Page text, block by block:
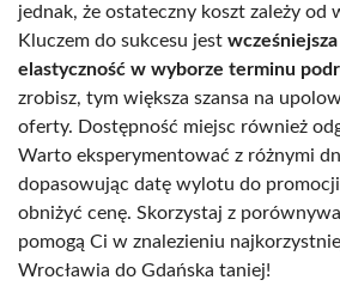
jednak, że ostateczny koszt zależy od
Kluczem do sukcesu jest
elastyczność w wyborze terminu
zrobisz, tym większa szansa na
oferty. Dostępność miejsc również
Warto eksperymentować z różnymi
dopasowując datę wylotu do promocji
obniżyć cenę. Skorzystaj z
pomogą Ci w znalezieniu
Wrocławia do Gdańska taniej!